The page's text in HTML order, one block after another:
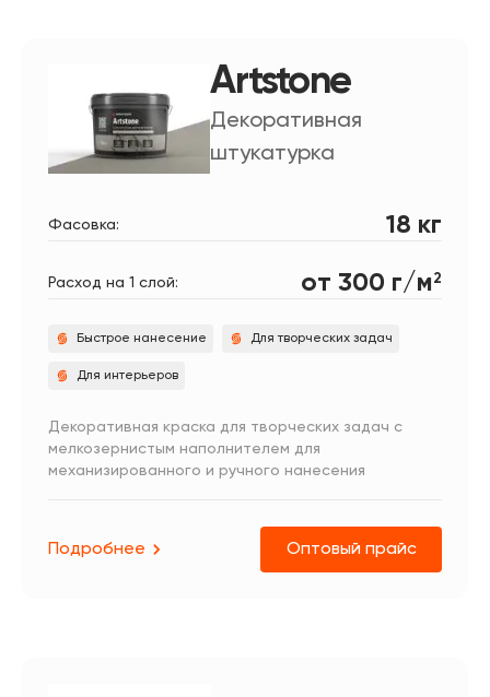
Artstone
Декоративная
штукатурка
Фасовка: 18 кг
Расход на 1 слой: от 300 г/м 2
Быстрое нанесение Для творческих задач
Для интерьеров
Декоративная краска для творческих задач с
мелкозернистым наполнителем для
механизированного и ручного нанесения
Подробнее Оптовый прайс